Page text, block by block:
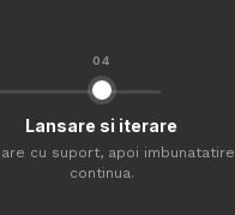
04
Lansare si iterare
cu suport, apoi imbunatatire
continua.